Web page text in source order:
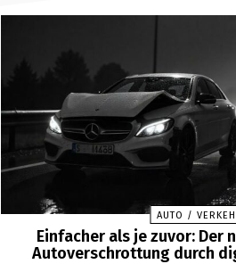
AUTO /
Einfacher als je zuvor: Der
Autoverschrottung durch